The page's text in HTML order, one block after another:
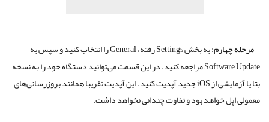
مرحله چهارم:
به بخش Settings رفته، General را انتخاب کنید و سپس به
Software Update مراجعه کنید. در این قسمت می‌توانید دستگاه خود را به نسخه
بتا یا آزمایشی از iOS‌ جدید آپدیت کنید. این آپدیت تقریبا همانند بروزرسانی‌های
معمولی اپل خواهد بود و تفاوت چندانی نخواهد داشت.